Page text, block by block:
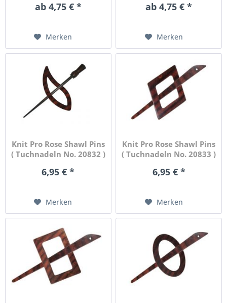
ab 4,75 € *
Merken
ab 4,75 € *
Merken
Knit Pro Rose Shawl Pins
( Tuchnadeln No. 20832 )
6,95 € *
Merken
Knit Pro Rose Shawl Pins
( Tuchnadeln No. 20833 )
6,95 € *
Merken